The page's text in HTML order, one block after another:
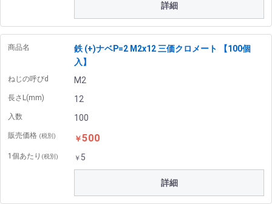
詳細
商品名
鉄 (+)ナベP=2 M2x12 三価クロメート 【100個
入】
ねじの呼びd M2
長さL(mm) 12
入数 100
販売価格 (税別) ￥500
1個あたり (税別) ￥ 5
詳細